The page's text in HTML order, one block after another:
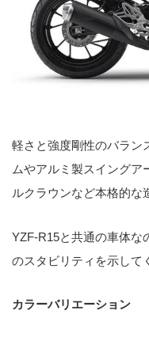
軽さと強度剛性のバラン
ムやアルミ製スイングア
ルクラウンなど本格的な
YZF-R15と共通の車体な
のスタビリティを示して
カラーバリエーション